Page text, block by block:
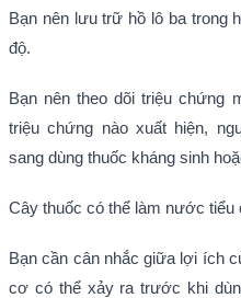
Bạn nên lưu trữ hồ lô ba trong
độ.
Bạn nên theo dõi triệu chứng
triệu chứng nào xuất hiện,
sang dùng thuốc kháng sinh
Cây thuốc có thể làm nước
Bạn cần cân nhắc giữa lợi ích
cơ có thể xảy ra trước khi